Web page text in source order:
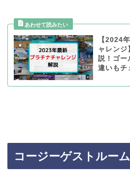
【2024
ャレンジ
説！ゴー
違いもチ
コージーゲストルー